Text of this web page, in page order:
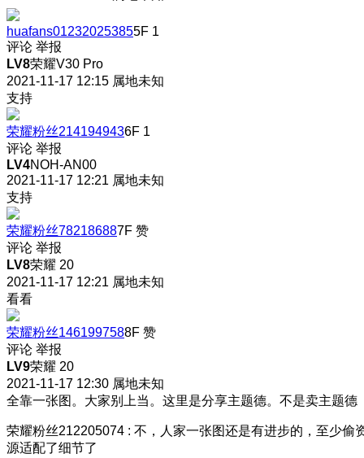
huafans012320253855F 1
评论 举报
LV8荣耀V30 Pro
2021-11-17 12:15 属地未知
支持
荣耀粉丝2141949436F 1
评论 举报
LV4NOH-AN00
2021-11-17 12:21 属地未知
支持
荣耀粉丝782186887F 赞
评论 举报
LV8荣耀 20
2021-11-17 12:21 属地未知
看看
荣耀粉丝1461997588F 赞
评论 举报
LV9荣耀 20
2021-11-17 12:30 属地未知
全靠一张图。大家别上当。这里是分享主题德。不是卖主题德
荣耀粉丝212205074 : 不，人家一张图还是有进步的，至少偷
源适配了细节了